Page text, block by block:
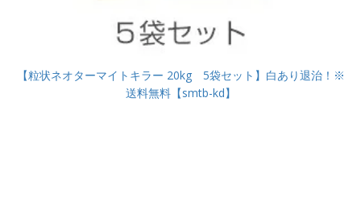
【粒状ネオターマイトキラー 20kg 5袋セット】白あり退治！※
送料無料【smtb-kd】